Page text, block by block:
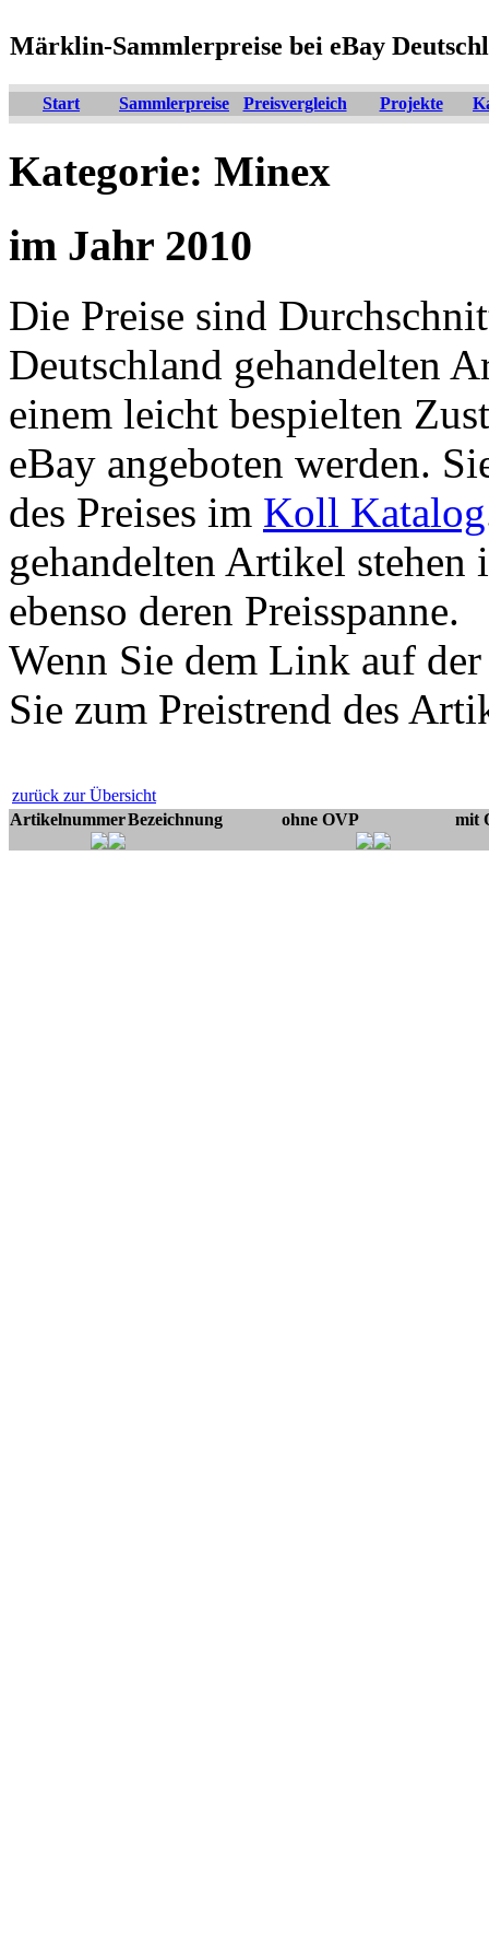
Märklin-Sammlerpreise bei eBay
Start Sammlerpreise Preisvergleich Projekte
Kategorie: Minex
im Jahr 2010
Die Preise sind
Deutschland gehandelten
einem leicht bespielten
eBay angeboten werden.
des Preises im Koll Katalog
gehandelten Artikel
ebenso deren Preisspanne.
Wenn Sie dem Link auf
Sie zum Preistrend des
zurück zur Übersicht
ArtikelnummerBezeichnung ohne OVP mit